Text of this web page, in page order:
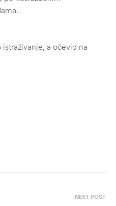
a očevid na
NEXT POST